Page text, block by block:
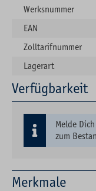
Merkmale
Werksnummer
EAN
Zolltarifnummer
Lagerart
Verfügbarkeit
Melde
zum